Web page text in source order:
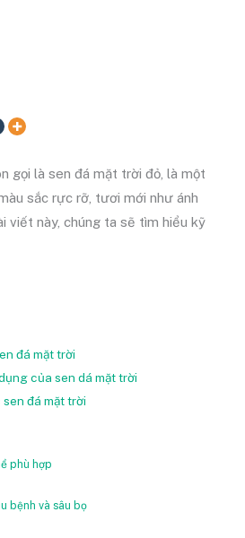
gọi là sen đá mặt trời đỏ, là một
sắc rực rỡ, tươi mới như ánh
viết này, chúng ta sẽ tìm hiểu kỹ
đá mặt trời
của sen dá mặt trời
đá mặt trời
phù hợp
bệnh và sâu bọ